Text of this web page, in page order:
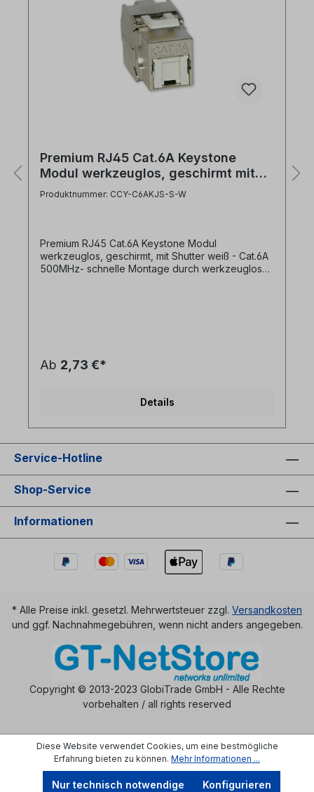
Premium RJ45 Cat.6A Keystone
Modul werkzeuglos, geschirmt mit
Shutter weiß
Produktnummer: CCY-C6AKJS-S-W
Premium RJ45 Cat.6A Keystone Modul
werkzeuglos, geschirmt, mit Shutter weiß - Cat.6A
500MHz- schnelle Montage durch werkzeuglose
Ab 2,73 €*
Details
Service-Hotline
Shop-Service
Informationen
* Alle Preise inkl. gesetzl. Mehrwertsteuer zzgl. Versandkosten
und ggf. Nachnahmegebühren, wenn nicht anders angegeben.
Copyright © 2013-2023 GlobiTrade GmbH - Alle Rechte
vorbehalten / all rights reserved
Diese Website verwendet Cookies, um eine bestmögliche
Erfahrung bieten zu können. Mehr Informationen ...
Nur technisch notwendige Konfigurieren